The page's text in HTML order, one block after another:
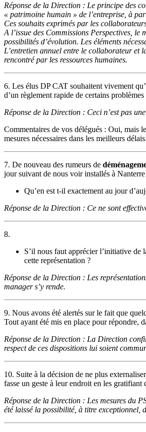
Réponse de la Direction : Le principe des
« patrimoine humain » de l’entreprise, à
Ces souhaits exprimés par les
A l’issue des Commissions Perspectives,
possibilités d’évolution. Les éléments
L’entretien annuel entre le collaborateur et
rencontré par les ressources humaines.
6. Les élus DP CAT souhaitent vivement
d’un règlement rapide de certains
Réponse de la Direction : Ceci n’est pas
Commentaires de vos délégués : Oui, mais
mesures nécessaires dans les meilleurs délais.
7. De nouveau des rumeurs de
jour suivant de nous voir installés à
Qu’en est t-il exactement au jour
Réponse de la Direction : Ce ne sont
8.
S’il nous faut apprécier l’initiative
cette représentation ?
Réponse de la Direction : Les
manager s’y rende.
9. Nous avons été alertés sur le fait que
Tout ayant été mis en place pour répondre,
Réponse de la Direction : La Direction
respect de ces dispositions lui soient
10. Suite à la décision de ne plus
fasse un geste à leur endroit en les
Réponse de la Direction : Les mesures du
été laissé la possibilité, à titre exceptionnel,